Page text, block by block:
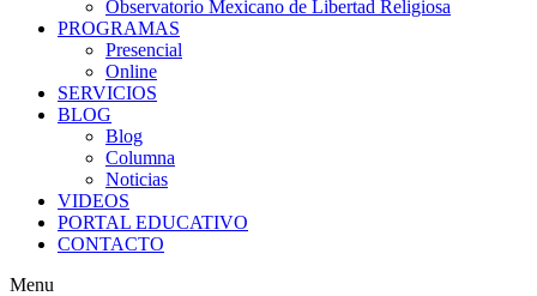
Observatorio Mexicano de Libertad Religiosa
PROGRAMAS
Presencial
Online
SERVICIOS
BLOG
Blog
Columna
Noticias
VIDEOS
PORTAL EDUCATIVO
CONTACTO
Menu